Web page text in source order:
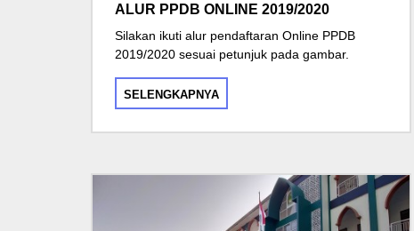
ALUR PPDB ONLINE 2019/2020
Silakan ikuti alur pendaftaran Online PPDB
2019/2020 sesuai petunjuk pada gambar.
SELENGKAPNYA